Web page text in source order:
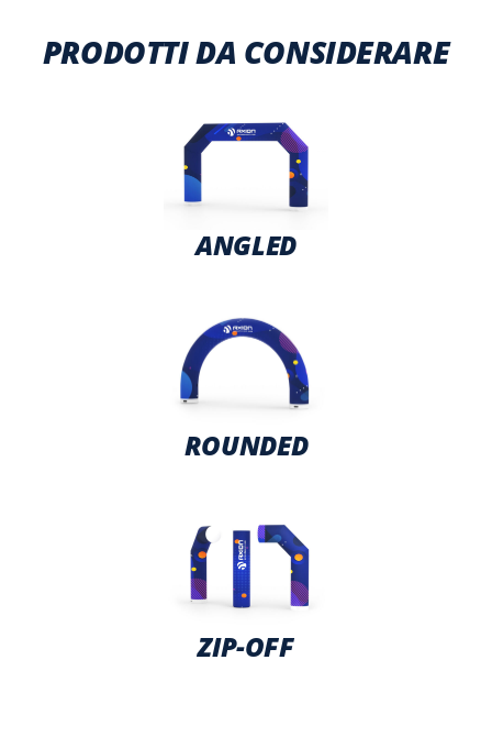
PRODOTTI DA CONSIDERARE
ANGLED
ROUNDED
ZIP-OFF